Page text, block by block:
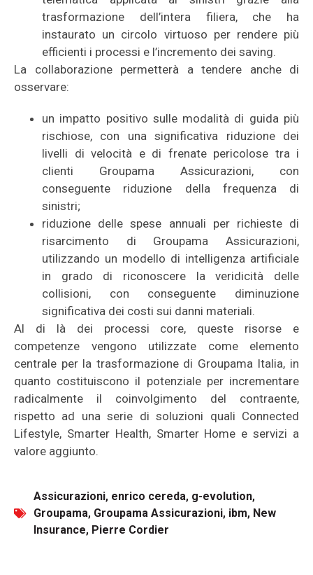
trasformazione dell’intera filiera, che ha
instaurato un circolo virtuoso per rendere più
efficienti i processi e l’incremento dei saving.
La collaborazione permetterà a tendere anche di
osservare:
un impatto positivo sulle modalità di guida più
rischiose, con una significativa riduzione dei
livelli di velocità e di frenate pericolose tra i
clienti Groupama Assicurazioni, con
conseguente riduzione della frequenza di
sinistri;
riduzione delle spese annuali per richieste di
risarcimento di Groupama Assicurazioni,
utilizzando un modello di intelligenza artificiale
in grado di riconoscere la veridicità delle
collisioni, con conseguente diminuzione
significativa dei costi sui danni materiali.
Al di là dei processi core, queste risorse e
competenze vengono utilizzate come elemento
centrale per la trasformazione di Groupama Italia, in
quanto costituiscono il potenziale per incrementare
radicalmente il coinvolgimento del contraente,
rispetto ad una serie di soluzioni quali Connected
Lifestyle, Smarter Health, Smarter Home e servizi a
valore aggiunto.
Assicurazioni, enrico cereda, g-evolution,
Groupama, Groupama Assicurazioni, ibm, New
Insurance, Pierre Cordier